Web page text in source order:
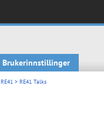
Brukerinnstillinger
RE41 > RE41 Talks